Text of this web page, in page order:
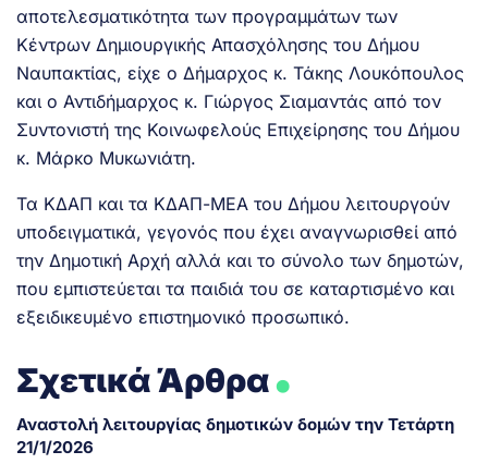
αποτελεσματικότητα των προγραμμάτων των
Κέντρων Δημιουργικής Απασχόλησης του Δήμου
Ναυπακτίας, είχε ο Δήμαρχος κ. Τάκης Λουκόπουλος
και ο Αντιδήμαρχος κ. Γιώργος Σιαμαντάς από τον
Συντονιστή της Κοινωφελούς Επιχείρησης του Δήμου
κ. Μάρκο Μυκωνιάτη.
Τα ΚΔΑΠ και τα ΚΔΑΠ-ΜΕΑ του Δήμου λειτουργούν
υποδειγματικά, γεγονός που έχει αναγνωρισθεί από
την Δημοτική Αρχή αλλά και το σύνολο των δημοτών,
που εμπιστεύεται τα παιδιά του σε καταρτισμένο και
εξειδικευμένο επιστημονικό προσωπικό.
Σχετικά Άρθρα.
Αναστολή λειτουργίας δημοτικών δομών την Τετάρτη
21/1/2026